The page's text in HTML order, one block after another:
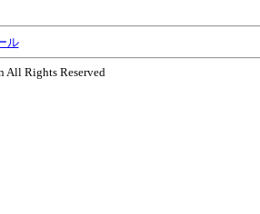
ル
All Rights Reserved